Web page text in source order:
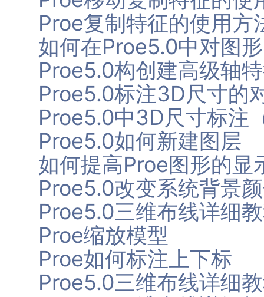
Proe复制特征的使用方
如何在Proe5.0中对图
Proe5.0构创建高级轴
Proe5.0标注3D尺寸的
Proe5.0中3D尺寸标注
Proe5.0如何新建图层
如何提高Proe图形的显
Proe5.0改变系统背景
Proe5.0三维布线详细
Proe缩放模型
Proe如何标注上下标
Proe5.0三维布线详细